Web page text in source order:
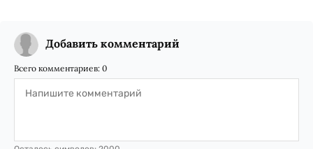
Добавить комментарий
Всего комментариев: 0